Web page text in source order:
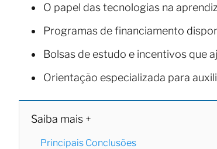
O papel das tecnologias na
Programas de financiamento
Bolsas de estudo e incentivos que
Orientação especializada para
Saiba mais +
Principais Conclusões